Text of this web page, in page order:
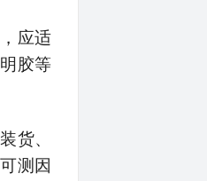
应适
胶等
货、
测因